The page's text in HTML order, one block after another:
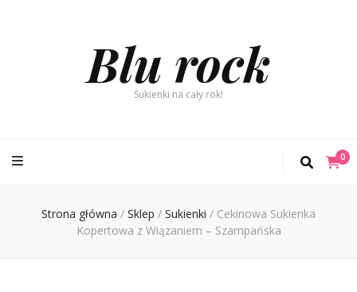
Blu rock
Sukienki na cały rok!
0
Strona główna / Sklep / Sukienki / Cekinowa Sukienka
Kopertowa z Wiązaniem – Szampańska